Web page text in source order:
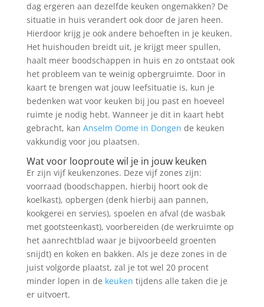
dag ergeren aan dezelfde keuken ongemakken? De
situatie in huis verandert ook door de jaren heen.
Hierdoor krijg je ook andere behoeften in je keuken.
Het huishouden breidt uit, je krijgt meer spullen,
haalt meer boodschappen in huis en zo ontstaat ook
het probleem van te weinig opbergruimte. Door in
kaart te brengen wat jouw leefsituatie is, kun je
bedenken wat voor keuken bij jou past en hoeveel
ruimte je nodig hebt. Wanneer je dit in kaart hebt
gebracht, kan Anselm Oome in Dongen de keuken
vakkundig voor jou plaatsen.
Wat voor looproute wil je in jouw keuken
Er zijn vijf keukenzones. Deze vijf zones zijn:
voorraad (boodschappen, hierbij hoort ook de
koelkast), opbergen (denk hierbij aan pannen,
kookgerei en servies), spoelen en afval (de wasbak
met gootsteenkast), voorbereiden (de werkruimte op
het aanrechtblad waar je bijvoorbeeld groenten
snijdt) en koken en bakken. Als je deze zones in de
juist volgorde plaatst, zal je tot wel 20 procent
minder lopen in de keuken tijdens alle taken die je
er uitvoert.